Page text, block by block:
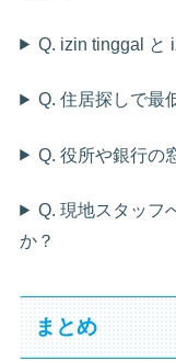
Q. izin tinggal と
Q. 住居探しで最
Q. 役所や銀行の
Q. 現地スタッフ
か？
まとめ